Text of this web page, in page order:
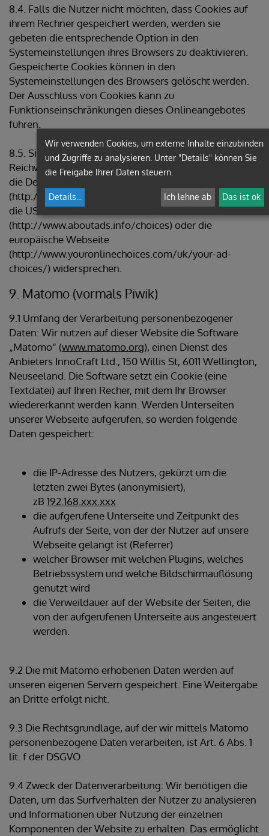
8.4. Falls die Nutzer nicht möchten, dass Cookies auf
ihrem Rechner gespeichert werden, werden sie
gebeten die entsprechende Option in den
Systemeinstellungen ihres Browsers zu deaktivieren.
Gespeicherte Cookies können in den
Systemeinstellungen des Browsers gelöscht werden.
Der Ausschluss von Cookies kann zu
Funktionseinschränkungen dieses Onlineangebotes
führen.
8.5. Sie können dem Einsatz von Cookies, die der
Reichweitenmessung und Werbezwecken dienen, über
die Deaktivierungsseite der Netzwerkwerbeinitiative
(http://optout.networkadvertising.org/) und zusätzlich
die US-amerikanische Webseite
(http://www.aboutads.info/choices) oder die
europäische Webseite
(http://www.youronlinechoices.com/uk/your-ad-
choices/) widersprechen.
9. Matomo (vormals Piwik)
9.1 Umfang der Verarbeitung personenbezogener
Daten: Wir nutzen auf dieser Website die Software
„Matomo“ (www.matomo.org), einen Dienst des
Anbieters InnoCraft Ltd., 150 Willis St, 6011 Wellington,
Neuseeland. Die Software setzt ein Cookie (eine
Textdatei) auf Ihren Recher, mit dem Ihr Browser
wiedererkannt werden kann. Werden Unterseiten
unserer Webseite aufgerufen, so werden folgende
Daten gespeichert:
die IP-Adresse des Nutzers, gekürzt um die
letzten zwei Bytes (anonymisiert),
zB 192.168.xxx.xxx
die aufgerufene Unterseite und Zeitpunkt des
Aufrufs der Seite, von der der Nutzer auf unsere
Webseite gelangt ist (Referrer)
welcher Browser mit welchen Plugins, welches
Betriebssystem und welche Bildschirmauflösung
genutzt wird
die Verweildauer auf der Website der Seiten, die
von der aufgerufenen Unterseite aus angesteuert
werden.
9.2 Die mit Matomo erhobenen Daten werden auf
unseren eigenen Servern gespeichert. Eine Weitergabe
an Dritte erfolgt nicht.
9.3 Die Rechtsgrundlage, auf der wir mittels Matomo
personenbezogene Daten verarbeiten, ist Art. 6 Abs. 1
lit. f der DSGVO.
9.4 Zweck der Datenverarbeitung: Wir benötigen die
Daten, um das Surfverhalten der Nutzer zu analysieren
und Informationen über Nutzung der einzelnen
Komponenten der Website zu erhalten. Das ermöglicht
Wir verwenden Cookies, um externe Inhalte einzubinden
und Zugriffe zu analysieren. Unter "Details" können Sie
die Freigabe Ihrer Daten steuern.
Details Ich lehne ab Das ist ok